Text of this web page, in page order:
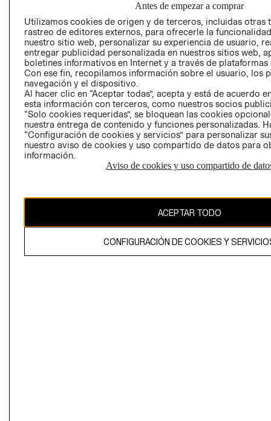
GIFT CARD
AVISO DE
Perú (S/)
CAMBIAR REGIÓN
propiedad de H&M Hennes & Mauritz AB
Antes de empezar a comprar
Utilizamos cookies de origen y de terceros, incluidas otras
rastreo de editores externos, para ofrecerle la
nuestro sitio web, personalizar su experiencia de usuario,
entregar publicidad personalizada en nuestros sitios web,
boletines informativos en Internet y a través de plataformas
Con ese fin, recopilamos información sobre el usuario, los
navegación y el dispositivo.
Al hacer clic en “Aceptar todas”, acepta y está de acuerdo
esta información con terceros, como nuestros socios
“Solo cookies requeridas”, se bloquean las cookies
nuestra entrega de contenido y funciones personalizadas.
“Configuración de cookies y servicios” para personalizar
nuestro aviso de cookies y uso compartido de datos para
información.
Aviso de cookies y uso compartido de
ACEPTAR TODO
CONFIGURACIÓN DE COOKIES Y